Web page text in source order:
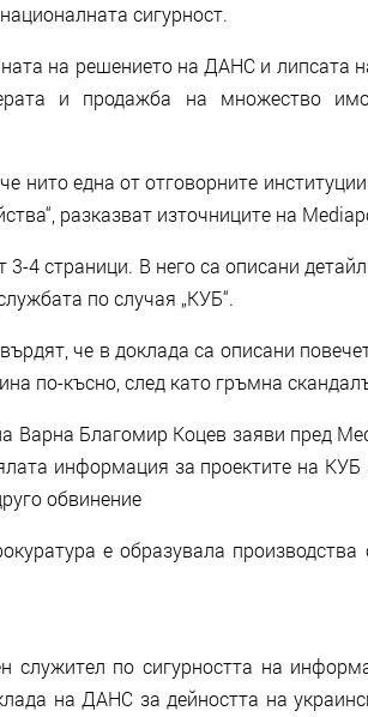
сигурност.
на решението на ДАНС и липсата
и продажба на множество
нито една от отговорните
разказват източниците на
4 страници. В него са описани
по случая „КУБ“.
че в доклада са описани
по-късно, след като гръмна
Варна Благомир Коцев заяви пред
информация за проектите на
обвинение
е образувала
служител по сигурността на
на ДАНС за дейността на